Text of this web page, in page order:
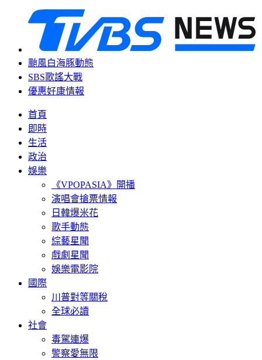
颱風白海豚動態
SBS歌謠大戰
優惠好康情報
首頁
即時
生活
政治
娛樂
《VPOPASIA》開播
演唱會搶票情報
日韓爆米花
歌手動態
綜藝星聞
戲劇星聞
娛樂電影院
國際
川普對等關稅
全球必讀
社會
毒駕連爆
警察愛無限